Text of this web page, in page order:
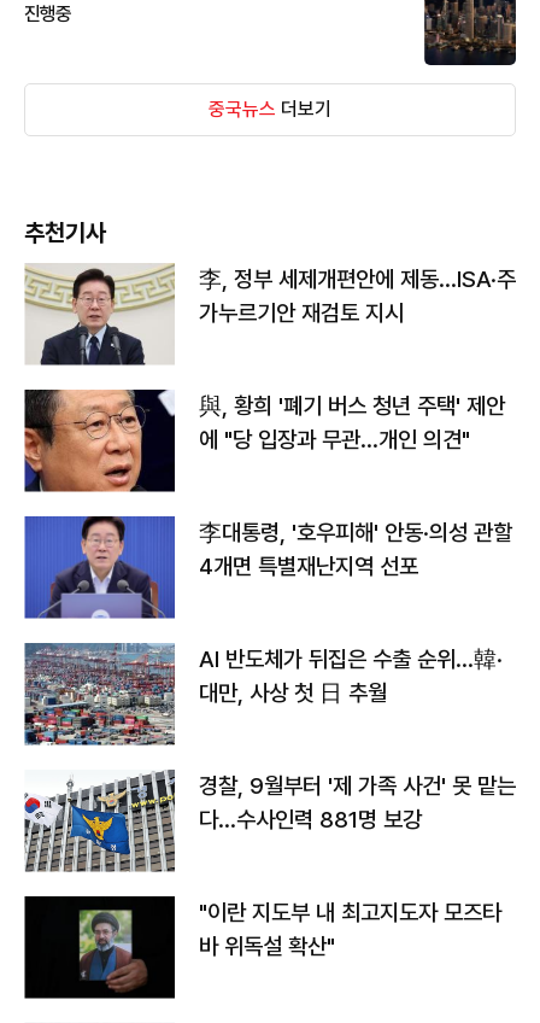
진행중
중국뉴스 더보기
추천기사
李, 정부 세제개편안에 제동…ISA·주
가누르기안 재검토 지시
與, 황희 '폐기 버스 청년 주택' 제안
에 "당 입장과 무관…개인 의견"
李대통령, '호우피해' 안동·의성 관할
4개면 특별재난지역 선포
AI 반도체가 뒤집은 수출 순위…韓·
대만, 사상 첫 日 추월
경찰, 9월부터 '제 가족 사건' 못 맡는
다…수사인력 881명 보강
"이란 지도부 내 최고지도자 모즈타
바 위독설 확산"